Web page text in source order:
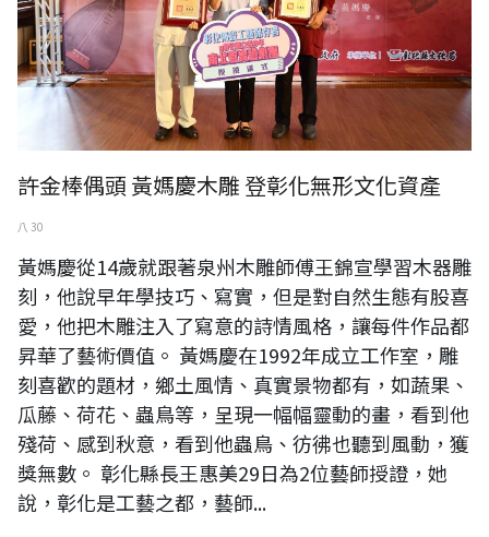
許金棒偶頭 黃媽慶木雕 登彰化無形文化資產
八 30
黃媽慶從14歲就跟著泉州木雕師傅王錦宣學習木器雕
刻，他說早年學技巧、寫實，但是對自然生態有股喜
愛，他把木雕注入了寫意的詩情風格，讓每件作品都
昇華了藝術價值。 黃媽慶在1992年成立工作室，雕
刻喜歡的題材，鄉土風情、真實景物都有，如蔬果、
瓜藤、荷花、蟲鳥等，呈現一幅幅靈動的畫，看到他
殘荷、感到秋意，看到他蟲鳥、彷彿也聽到風動，獲
獎無數。 彰化縣長王惠美29日為2位藝師授證，她
說，彰化是工藝之都，藝師...